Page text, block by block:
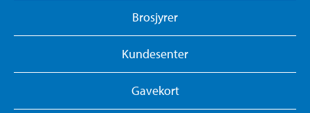
Brosjyrer
Kundesenter
Gavekort